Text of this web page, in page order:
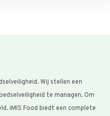
Wij stellen een
te managen. Om
iMIS Food biedt een complete